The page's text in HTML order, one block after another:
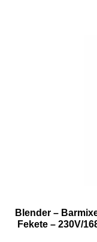
Blender –
Fekete – 230V/